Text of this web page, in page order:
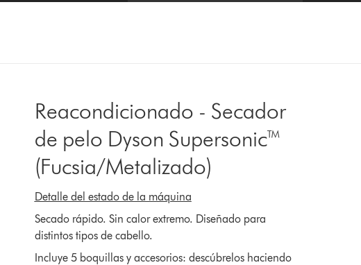
Reacondicionado - Secador
de pelo Dyson Supersonic™
(Fucsia/Metalizado)
Detalle del estado de la máquina
Secado rápido. Sin calor extremo. Diseñado para
distintos tipos de cabello.
Incluye 5 boquillas y accesorios: descúbrelos haciendo